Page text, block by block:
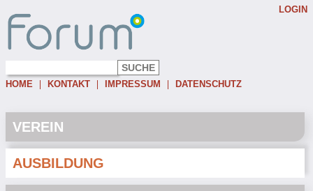
HOME KONTAKT IMPRESSUM DATENSCHUTZ
LOGIN
Password:
VEREIN
AUSBILDUNG